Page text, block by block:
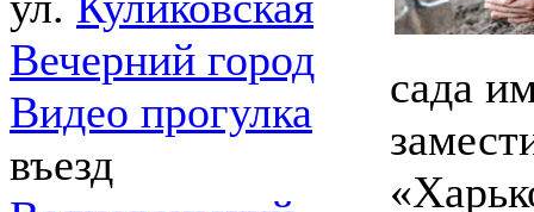
Вечерний город
Видео прогулка
въезд
сада